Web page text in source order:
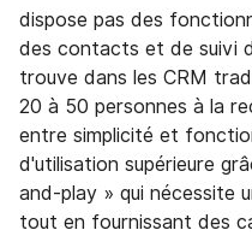
dispose pas des
des contacts et de suivi
trouve dans les CRM
20 à 50 personnes à la
entre simplicité et
d'utilisation supérieure
and-play » qui nécessite
tout en fournissant des